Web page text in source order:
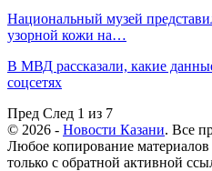
Национальный музей
узорной кожи на…
В МВД рассказали, какие
соцсетях
Пред След 1 из 7
© 2026 - Новости Казани. Все
Любое копирование материалов
только с обратной активной